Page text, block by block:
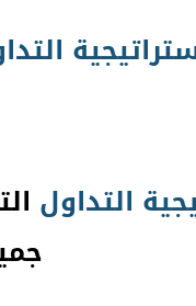
التداول